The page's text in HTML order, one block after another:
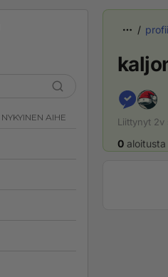
NYKYINEN AIHE Liittynyt 2v
0 aloitusta